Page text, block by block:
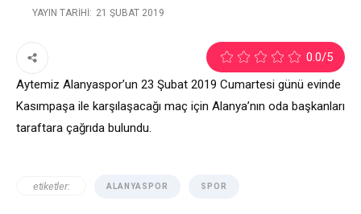
YAYIN TARIHI: 21 ŞUBAT 2019
0.0/5
Aytemiz Alanyaspor’un 23 Şubat 2019 Cumartesi günü evinde
Kasımpaşa ile karşılaşacağı maç için Alanya’nın oda başkanları
taraftara çağrıda bulundu.
etiketler: ALANYASPOR SPOR